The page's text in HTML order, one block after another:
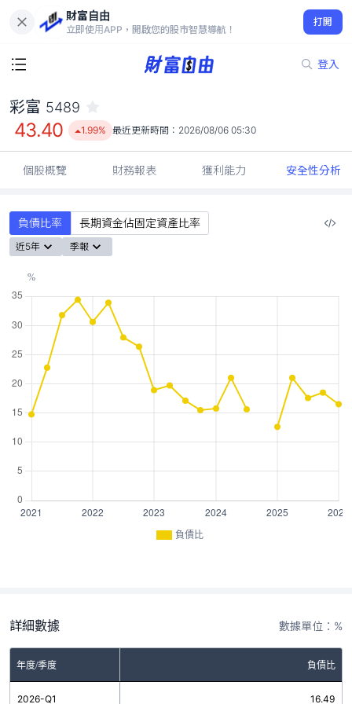
財富自由
立即使用APP，開啟您的股市智慧導航！
打開
登入
43.40
1.99%
彩富 5489
43.40 1.99% 最近更新時間： 2026/08/06 05:30
個股概覽 財務報表 獲利能力 安全性分析
負債比率 長期資金佔固定資產比率
近5年 季報
負債比
詳細數據 數據單位：%
年度/季度 負債比
2026-Q1 16.49